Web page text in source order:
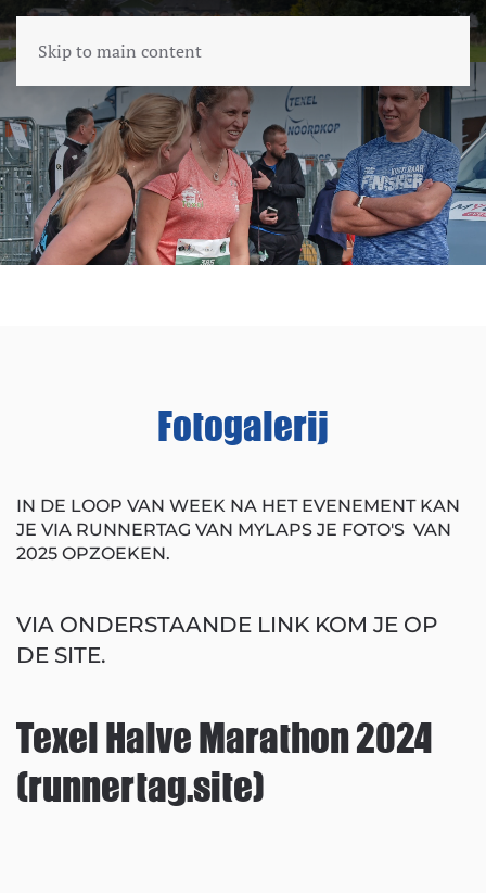
Skip to main content
Fotogalerij
IN DE LOOP VAN WEEK NA HET EVENEMENT KAN
JE VIA RUNNERTAG VAN MYLAPS JE FOTO'S VAN
2025 OPZOEKEN.
VIA ONDERSTAANDE LINK KOM JE OP
DE SITE.
Texel Halve Marathon 2024
(runnertag.site)